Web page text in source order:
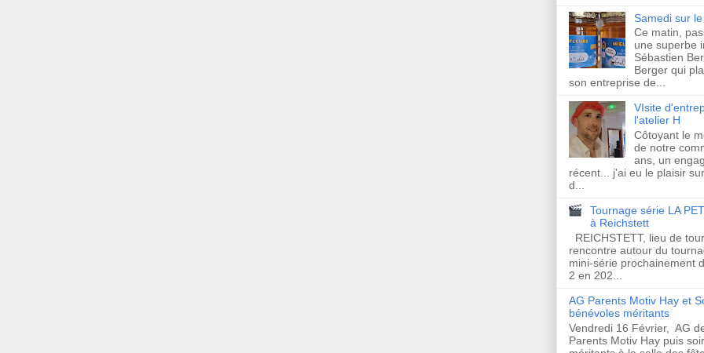
Samedi sur
Ce matin,
une superbe
Sébastien
Berger qui
son entreprise de...
VIsite
l'atelier H
Côtoyant le
de notre
ans, un
récent... j'ai eu le plaisir
d...
Tournage série LA
à Reichstett
REICHSTETT, lieu de
rencontre autour du
mini-série prochainement
2 en 202...
AG Parents Motiv Hay et
bénévoles méritants
Vendredi 16 Février, AG
Parents Motiv Hay puis